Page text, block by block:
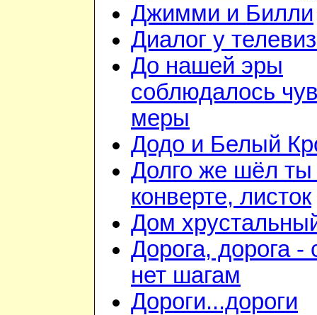
Джимми и Билли
Диалог у
До нашей эры
соблюдалось
меры
Додо и Белый
Долго же шёл ты
конверте, листок
Дом
Дорога, дорога -
нет шагам
Дороги...дороги